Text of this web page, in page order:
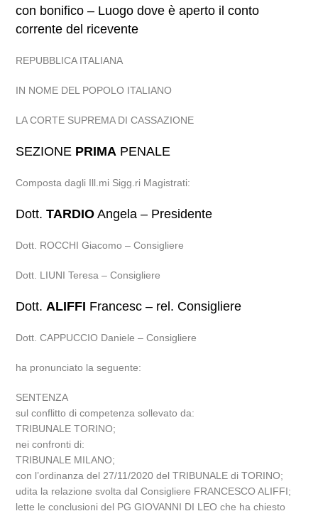
con bonifico – Luogo dove è aperto il conto
corrente del ricevente
REPUBBLICA ITALIANA
IN NOME DEL POPOLO ITALIANO
LA CORTE SUPREMA DI CASSAZIONE
SEZIONE PRIMA PENALE
Composta dagli Ill.mi Sigg.ri Magistrati:
Dott.TARDIO Angela – Presidente
Dott. ROCCHI Giacomo – Consigliere
Dott. LIUNI Teresa – Consigliere
Dott.ALIFFI Francesc – rel. Consigliere
Dott. CAPPUCCIO Daniele – Consigliere
ha pronunciato la seguente:
SENTENZA
sul conflitto di competenza sollevato da:
TRIBUNALE TORINO;
nei confronti di:
TRIBUNALE MILANO;
con l’ordinanza del 27/11/2020 del TRIBUNALE di TORINO;
udita la relazione svolta dal Consigliere FRANCESCO ALIFFI;
lette le conclusioni del PG GIOVANNI DI LEO che ha chiesto